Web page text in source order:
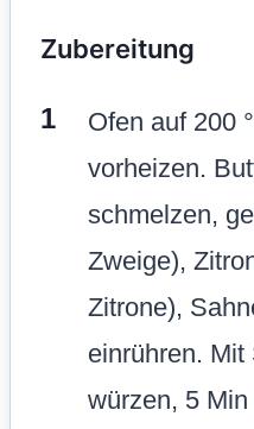
Zubereitung
Ofen auf 200
vorheizen.
schmelzen,
Zweige),
Zitrone),
einrühren.
würzen, 5